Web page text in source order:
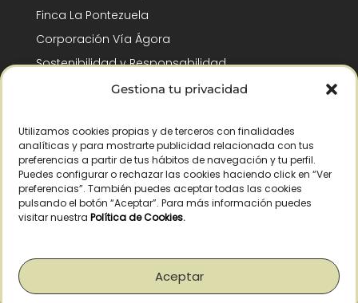
Gestiona tu privacidad
Utilizamos cookies propias y de terceros con finalidades
analíticas y para mostrarte publicidad relacionada con tus
preferencias a partir de tus hábitos de navegación y tu perfil.
Puedes configurar o rechazar las cookies haciendo click en “Ver
preferencias”. También puedes aceptar todas las cookies
pulsando el botón “Aceptar”. Para más información puedes
visitar nuestra Política de Cookies.
Aceptar
Finca La Pontezuela
Corporación Vía Ágora
Sostenibilidad y Responsabilidad
RSC y Fundación Gómez-Pintado
Reconocimientos
|Aviso legal|Política de privacidad|Política de cookies|Derecho de
desistimiento